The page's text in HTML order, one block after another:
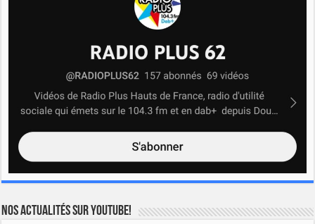
Nos actualités sur YOUTUBE!